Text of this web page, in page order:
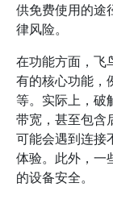
供免费使用的途
律风险。
在功能方面，飞
有的核心功能，
等。实际上，破
带宽，甚至包含
可能会遇到连接
体验。此外，一
的设备安全。